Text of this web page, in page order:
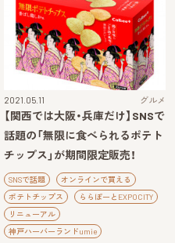
2021.05.11 グルメ
【関西では大阪・兵庫だけ】SNSで
話題の「無限に食べられるポテト
チップス」が期間限定販売！
SNSで話題
オンラインで買える
ポテトチップス
ららぽーとEXPOCITY
リニューアル
神戸ハーバーランドumie